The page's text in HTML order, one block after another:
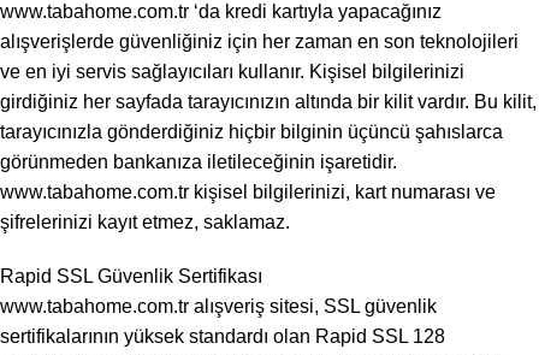
www.tabahome.com.tr ‘da kredi kartıyla yapacağınız
alışverişlerde güvenliğiniz için her zaman en son teknolojileri
ve en iyi servis sağlayıcıları kullanır. Kişisel bilgilerinizi
girdiğiniz her sayfada tarayıcınızın altında bir kilit vardır. Bu kilit,
tarayıcınızla gönderdiğiniz hiçbir bilginin üçüncü şahıslarca
görünmeden bankanıza iletileceğinin işaretidir.
www.tabahome.com.tr kişisel bilgilerinizi, kart numarası ve
şifrelerinizi kayıt etmez, saklamaz.
Rapid SSL Güvenlik Sertifikası
www.tabahome.com.tr alışveriş sitesi, SSL güvenlik
sertifikalarının yüksek standardı olan Rapid SSL 128